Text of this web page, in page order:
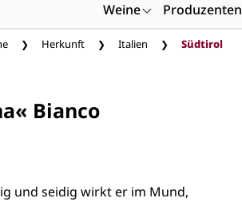
Weine Produzenten
Herkunft Italien Südtirol
Bianco
und seidig wirkt er im Mund,